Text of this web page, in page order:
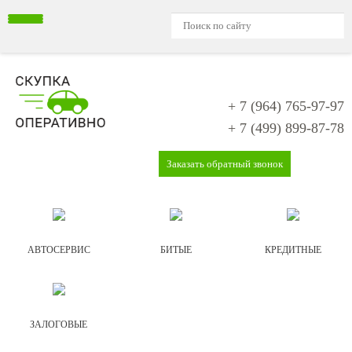
+ 7 (964) 765-97-97
+ 7 (499) 899-87-78
Заказать обратный звонок
АВТОСЕРВИС БИТЫЕ КРЕДИТНЫЕ
ЗАЛОГОВЫЕ